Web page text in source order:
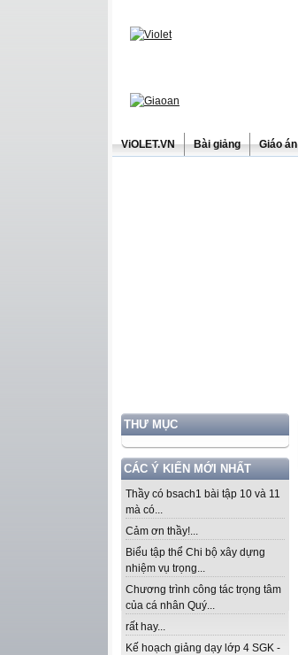
ViOLET.VN Bài giảng Giáo án
THƯ MỤC
CÁC Ý KIẾN MỚI NHẤT
Thầy có bsach1 bài tập 10 và 11
mà có...
Cảm ơn thầy!...
Biểu tập thể Chi bộ xây dựng
nhiệm vụ trọng...
Chương trình công tác trọng tâm
của cá nhân Quý...
rất hay...
Kế hoạch giảng dạy lớp 4 SGK -